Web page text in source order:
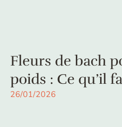
Fleurs de bach
poids : Ce qu’il
26/01/2026